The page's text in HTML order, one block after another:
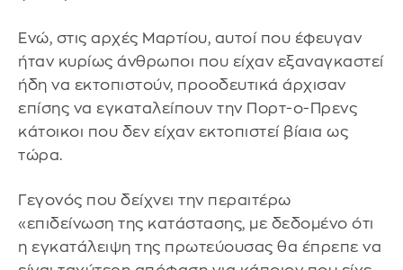
Ενώ, στις αρχές Μαρτίου, αυτοί που έφευγαν
ήταν κυρίως άνθρωποι που είχαν εξαναγκαστεί
ήδη να εκτοπιστούν, προοδευτικά άρχισαν
επίσης να εγκαταλείπουν την Πορτ-ο-Πρενς
κάτοικοι που δεν είχαν εκτοπιστεί βίαια ως
τώρα.
Γεγονός που δείχνει την περαιτέρω
«επιδείνωση της κατάστασης, με δεδομένο ότι
η εγκατάλειψη της πρωτεύουσας θα έπρεπε να